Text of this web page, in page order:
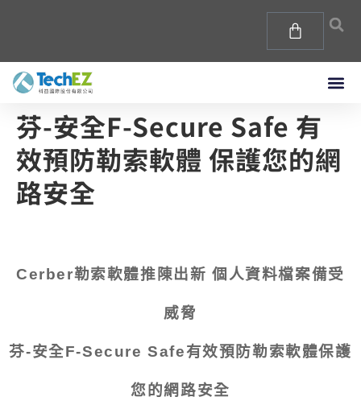
芬-安全F-Secure Safe 有
效預防勒索軟體 保護您的網
路安全
Cerber勒索軟體推陳出新 個人資料檔案備受
威脅
芬-安全F-Secure Safe有效預防勒索軟體保護
您的網路安全